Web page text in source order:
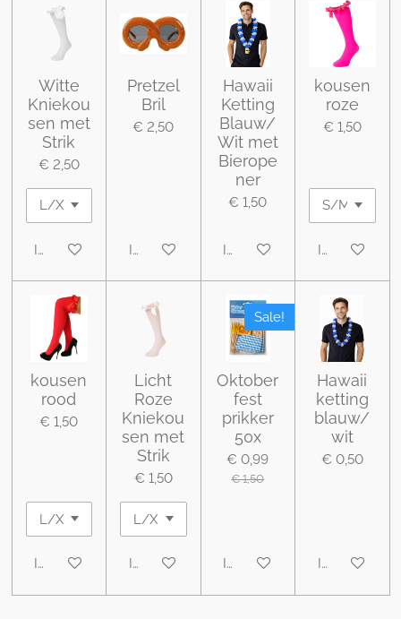
Witte
Kniekou
sen met
Strik
€ 2,50
In winkelwagen
Pretzel
Bril
€ 2,50
In winkelwagen
Hawaii
Ketting
Blauw/
Wit met
Bierope
ner
€ 1,50
In winkelwagen
kousen
roze
€ 1,50
In
kousen
rood
€ 1,50
In winkelwagen
Licht
Roze
Kniekou
sen met
Strik
€ 1,50
In winkelwagen
Sale!
Oktober
fest
prikker
50x
€ 0,99
€ 1,50
In winkelwagen
Hawaii
ketting
blauw/
wit
€ 0,50
In